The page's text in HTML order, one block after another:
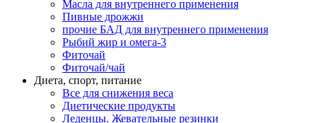
Масла для внутреннего применения
Пивные дрожжи
прочие БАД для внутреннего применения
Рыбий жир и омега-3
Фиточай
Фиточай/чай
Диета, спорт, питание
Все для снижения веса
Диетические продукты
Леденцы. Жевательные резинки